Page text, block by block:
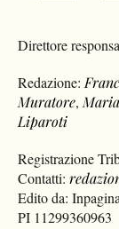
Direttore
Redazione:
Muratore,
Liparoti
Registrazione
Contatti:
Edito da:
PI 11299360963